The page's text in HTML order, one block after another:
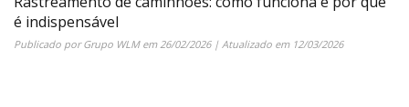
é indispensável
Publicado porGrupo WLMem26/02/2026| Atualizado em 12/03/2026